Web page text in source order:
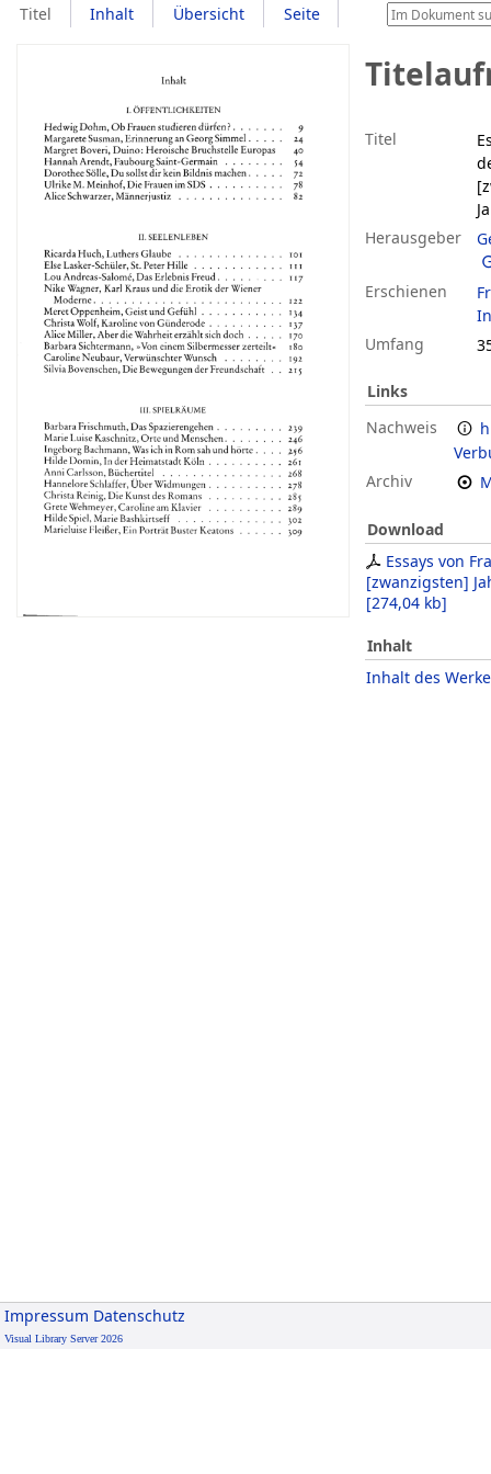
Titel Inhalt Übersicht Seite
Titel
Herausgeber
Erschienen
Umfang
Links
Nachweis
Archiv
Download
Essays von
[zwanzigsten]
[274,04 kb]
Inhalt
Inhalt des
Impressum Datenschutz
Visual Library Server 2026